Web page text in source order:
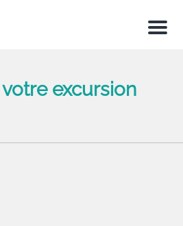
Menu
excursion